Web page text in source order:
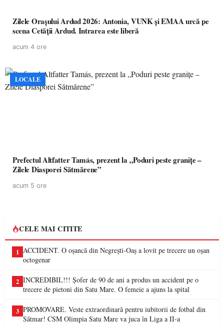
Zilele Orașului Ardud 2026: Antonia, VUNK și EMAA urcă pe
scena Cetății Ardud. Intrarea este liberă
acum 4 ore
LOCALE
Prefectul Altfatter Tamás, prezent la „Poduri peste granițe –
Zilele Diasporei Sătmărene”
acum 5 ore
CELE MAI CITITE
1 ACCIDENT. O oșancă din Negrești-Oaș a lovit pe trecere un oșan
octogenar
2 INCREDIBIL!!! Șofer de 90 de ani a produs un accident pe o
trecere de pietoni din Satu Mare. O femeie a ajuns la spital
3 PROMOVARE. Veste extraordinară pentru iubitorii de fotbal din
Sătmar! CSM Olimpia Satu Mare va juca în Liga a II-a